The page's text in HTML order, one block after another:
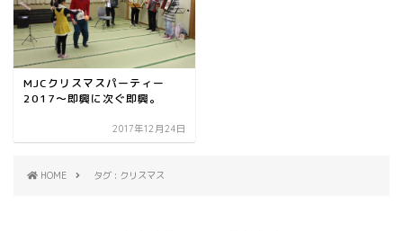
MJCクリスマスパーティー
2017～即興に次ぐ即興。
2017年12月24日
HOME タグ : クリスマス